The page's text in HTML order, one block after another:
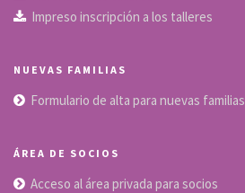
Impreso inscripción a los talleres
NUEVAS FAMILIAS
Formulario de alta para nuevas familias
ÁREA DE SOCIOS
Acceso al área privada para socios